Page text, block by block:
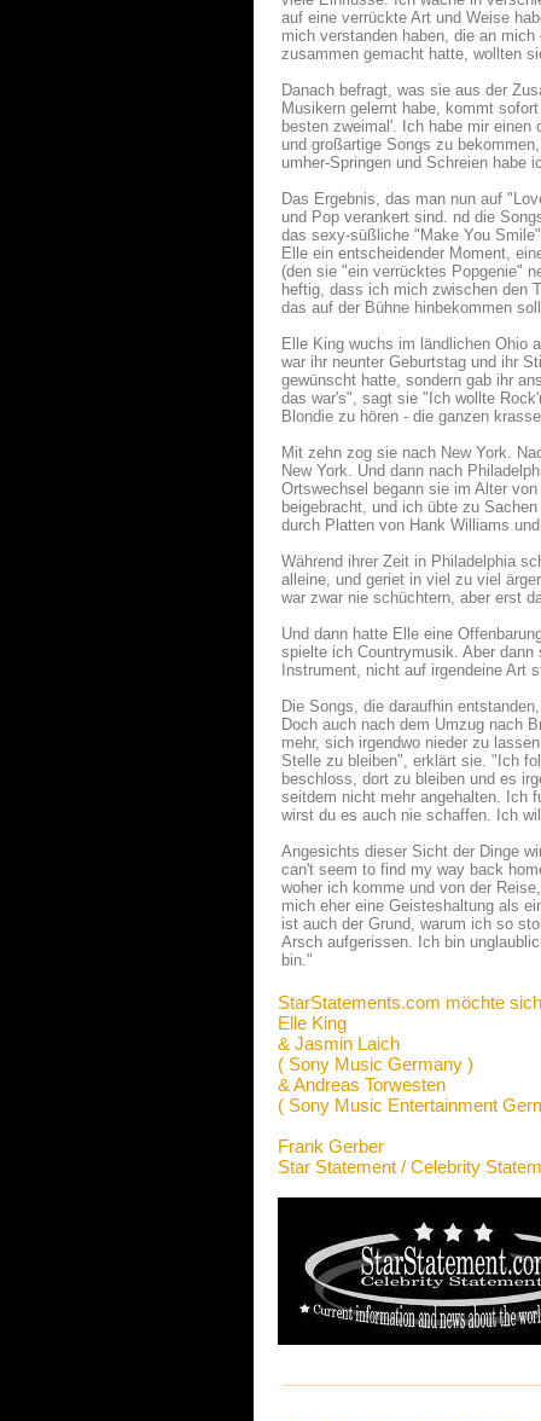
auf eine verrückte Art und Weise
mich verstanden haben, die an
zusammen gemacht hatte, wollten
Danach befragt, was sie aus der
Musikern gelernt habe, kommt
besten zweimal'. Ich habe mir
und großartige Songs zu
umher-Springen und Schreien habe
Das Ergebnis, das man nun auf
und Pop verankert sind. nd die
das sexy-süßliche "Make You
Elle ein entscheidender Moment,
(den sie "ein verrücktes Popgenie"
heftig, dass ich mich zwischen den
das auf der Bühne hinbekommen
Elle King wuchs im ländlichen Ohio
war ihr neunter Geburtstag und ihr
gewünscht hatte, sondern gab ihr
das war's", sagt sie "Ich wollte
Blondie zu hören - die ganzen
Mit zehn zog sie nach New York.
New York. Und dann nach
Ortswechsel begann sie im Alter
beigebracht, und ich übte zu
durch Platten von Hank Williams
Während ihrer Zeit in Philadelphia
alleine, und geriet in viel zu viel
war zwar nie schüchtern, aber erst
Und dann hatte Elle eine
spielte ich Countrymusik. Aber
Instrument, nicht auf irgendeine
Die Songs, die daraufhin
Doch auch nach dem Umzug nach
mehr, sich irgendwo nieder zu
Stelle zu bleiben", erklärt sie. "Ich
beschloss, dort zu bleiben und es
seitdem nicht mehr angehalten. Ich
wirst du es auch nie schaffen. Ich
Angesichts dieser Sicht der Dinge
can't seem to find my way back
woher ich komme und von der
mich eher eine Geisteshaltung als
ist auch der Grund, warum ich so
Arsch aufgerissen. Ich bin
bin."
StarStatements.com möchte
Elle King
& Jasmin Laich
( Sony Music Germany )
& Andreas Torwesten
( Sony Music Entertainment
Frank Gerber
Star Statement / Celebrity